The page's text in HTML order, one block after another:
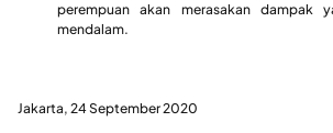
perempuan akan merasakan dampak
mendalam.
Jakarta, 24 September 2020